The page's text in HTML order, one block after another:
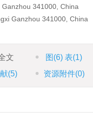
341000, China
Ganzhou 341000, China
文 图 (6)表(1)
(5) 资源附件(0)